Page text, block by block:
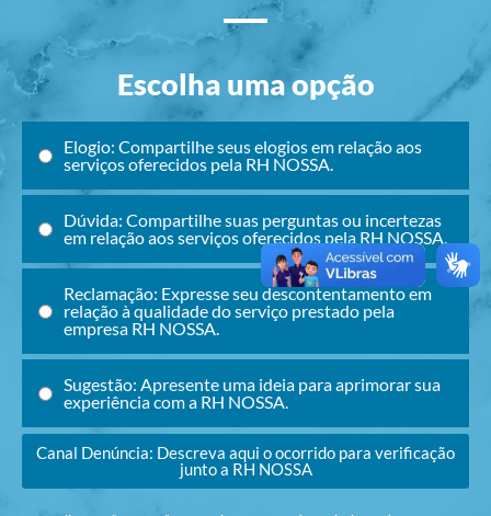
Escolha uma opção
Elogio: Compartilhe seus elogios em relação aos
serviços oferecidos pela RH NOSSA.
Dúvida: Compartilhe suas perguntas ou incertezas
em relação aos serviços oferecidos pela RH NOSSA.
Reclamação: Expresse seu descontentamento em
relação à qualidade do serviço prestado pela
empresa RH NOSSA.
Sugestão: Apresente uma ideia para aprimorar sua
experiência com a RH NOSSA.
Canal Denúncia: Descreva aqui o ocorrido para verificação
junto a RH NOSSA